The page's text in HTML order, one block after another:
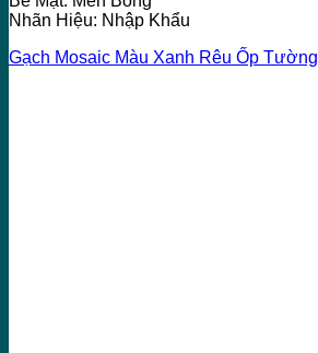
Nhãn Hiệu: Nhập Khẩu
Gạch Mosaic Màu Xanh Rêu Ốp Tường